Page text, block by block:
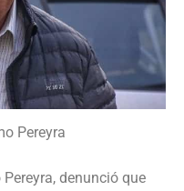
Pereyra
denunció que